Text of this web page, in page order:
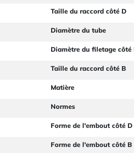
Taille du raccord côté D
Diamètre du tube
Diamètre du filetage côté
Taille du raccord côté B
Matière
Normes
Forme de l'embout côté D
Forme de l'embout côté B